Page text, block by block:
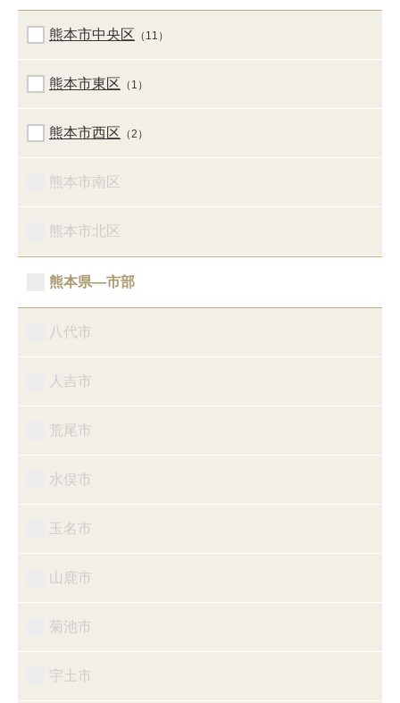
熊本市中央区 （11）
熊本市東区 （1）
熊本市西区 （2）
熊本市南区
熊本市北区
熊本県―市部
八代市
人吉市
荒尾市
水俣市
玉名市
山鹿市
菊池市
宇土市